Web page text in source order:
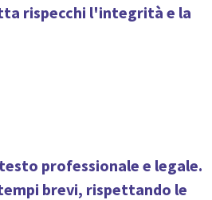
rispecchi l'integrità e la
professionale e legale.
brevi, rispettando le